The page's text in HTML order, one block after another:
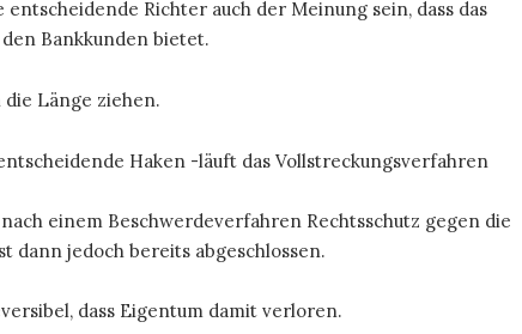
Richter auch der Meinung sein, dass das
Bankkunden bietet.
Länge ziehen.
Haken -läuft das Vollstreckungsverfahren
einem Beschwerdeverfahren Rechtsschutz gegen die
dann jedoch bereits abgeschlossen.
dass Eigentum damit verloren.